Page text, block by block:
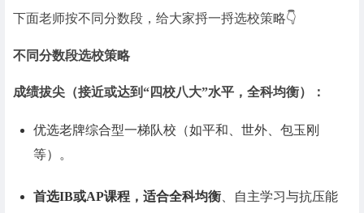
下面老师按不同分数段，给大家捋一捋选校策略👇
不同分数段选校策略
成绩拔尖（接近或达到“四校八大”水平，全科均衡）：
优选老牌综合型一梯队校（如平和、世外、包玉刚
等）。
首选IB或AP课程，适合全科均衡 、自主学习与抗压能